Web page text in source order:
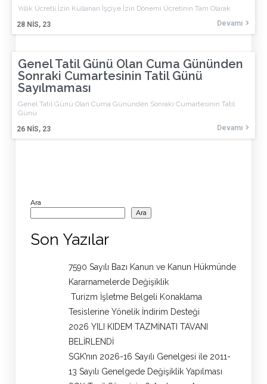
28 NIS, 23
Yıllık Ücretli İzin Kullanan İşçiye İzin Dönemi Ücretinin Tam Olarak
Devamı
Genel Tatil Günü Olan Cuma Gününden
Sonraki Cumartesinin Tatil Günü
Sayılmaması
26 NIS, 23
Genel Tatil Günü Olan Cuma Gününden Sonraki Cumartesinin Tatil
Günü
Devamı
Ara
Ara
Son Yazılar
7590 Sayılı Bazı Kanun ve Kanun Hükmünde
Kararnamelerde Değişiklik
Turizm İşletme Belgeli Konaklama
Tesislerine Yönelik İndirim Desteği
2026 YILI KIDEM TAZMİNATI TAVANI
BELİRLENDİ
SGK’nın 2026-16 Sayılı Genelgesi ile 2011-
13 Sayılı Genelgede Değişiklik Yapılması